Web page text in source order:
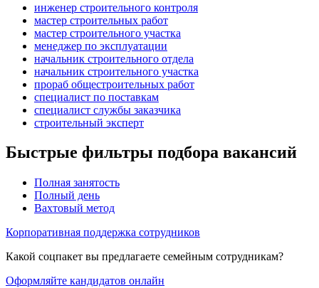
инженер строительного контроля
мастер строительных работ
мастер строительного участка
менеджер по эксплуатации
начальник строительного отдела
начальник строительного участка
прораб общестроительных работ
специалист по поставкам
специалист службы заказчика
строительный эксперт
Быстрые фильтры подбора вакансий
Полная занятость
Полный день
Вахтовый метод
Корпоративная поддержка сотрудников
Какой соцпакет вы предлагаете семейным сотрудникам?
Оформляйте кандидатов онлайн